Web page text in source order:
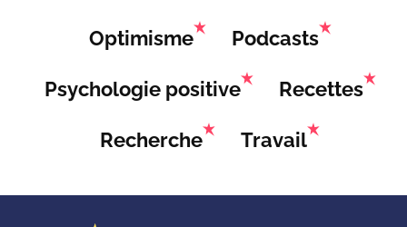
Optimisme Podcasts
Psychologie positive Recettes
Recherche Travail